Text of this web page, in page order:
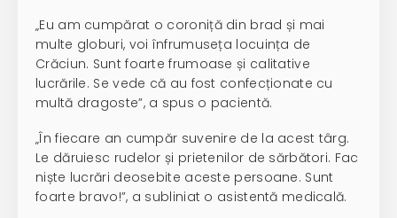
„Eu am cumpărat o coroniță din brad și mai
multe globuri, voi înfrumuseța locuința de
Crăciun. Sunt foarte frumoase și calitative
lucrările. Se vede că au fost confecționate cu
multă dragoste”, a spus o pacientă.
„În fiecare an cumpăr suvenire de la acest târg.
Le dăruiesc rudelor și prietenilor de sărbători. Fac
niște lucrări deosebite aceste persoane. Sunt
foarte bravo!”, a subliniat o asistentă medicală.